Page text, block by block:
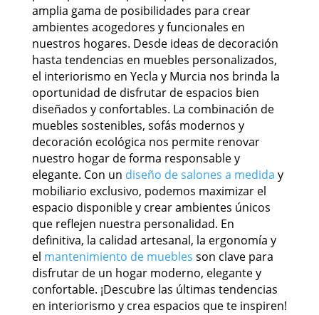
amplia gama de posibilidades para crear
ambientes acogedores y funcionales en
nuestros hogares. Desde ideas de decoración
hasta tendencias en muebles personalizados,
el interiorismo en Yecla y Murcia nos brinda la
oportunidad de disfrutar de espacios bien
diseñados y confortables. La combinación de
muebles sostenibles, sofás modernos y
decoración ecológica nos permite renovar
nuestro hogar de forma responsable y
elegante. Con un diseño de salones a medida y
mobiliario exclusivo, podemos maximizar el
espacio disponible y crear ambientes únicos
que reflejen nuestra personalidad. En
definitiva, la calidad artesanal, la ergonomía y
el mantenimiento de muebles son clave para
disfrutar de un hogar moderno, elegante y
confortable. ¡Descubre las últimas tendencias
en interiorismo y crea espacios que te inspiren!